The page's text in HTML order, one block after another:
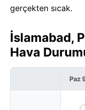
gerçekten sıcak.
İslamabad,
Hava
Paz